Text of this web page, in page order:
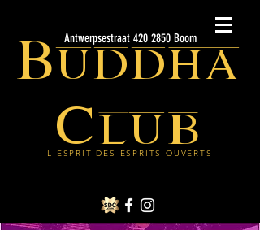
Buddha
Club
L'ESPRIT DES ESPRITS OUVERTS
Antwerpsestraat 420 2850 Boom